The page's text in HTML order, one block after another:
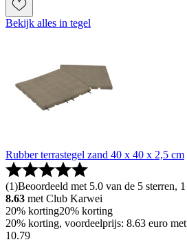
Bekijk alles in tegel
Rubber terrastegel zand 40 x 40 x 2,5 cm
(1)Beoordeeld met 5.0 van de 5 sterren,
8.63 met Club Karwei
20% korting20% korting
20% korting, voordeelprijs: 8.63 euro
10.79